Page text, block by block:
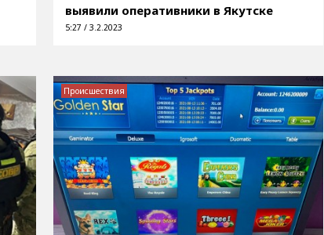
выявили оперативники в Якутске
5:27 / 3.2.2023
Происшествия